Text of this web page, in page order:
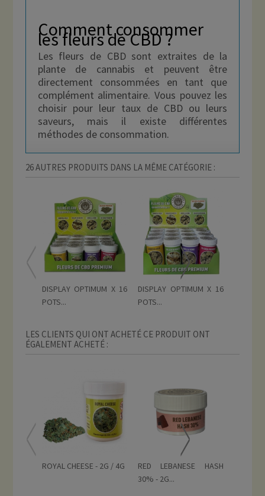
Comment consommer
les fleurs de CBD ?
Les fleurs de CBD sont extraites de la
plante de cannabis et peuvent être
directement consommées en tant que
complément alimentaire. Vous pouvez les
choisir pour leur taux de CBD ou leurs
saveurs, mais il existe différentes
méthodes de consommation.
26 AUTRES PRODUITS DANS LA MÊME CATÉGORIE :
DISPLAY OPTIMUM X 16
POTS...
DISPLAY OPTIMUM X 16
POTS...
LES CLIENTS QUI ONT ACHETÉ CE PRODUIT ONT
ÉGALEMENT ACHETÉ :
ROYAL CHEESE - 2G / 4G
RED LEBANESE HASH
30% - 2G...